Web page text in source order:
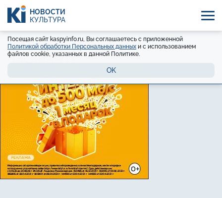
НОВОСТИ
КУЛЬТУРА
Посещая сайт kaspyinfo.ru, Вы соглашаетесь с приложенной
Политикой обработки Персональных данных и с использованием
файлов cookie, указанных в данной Политике.
OK